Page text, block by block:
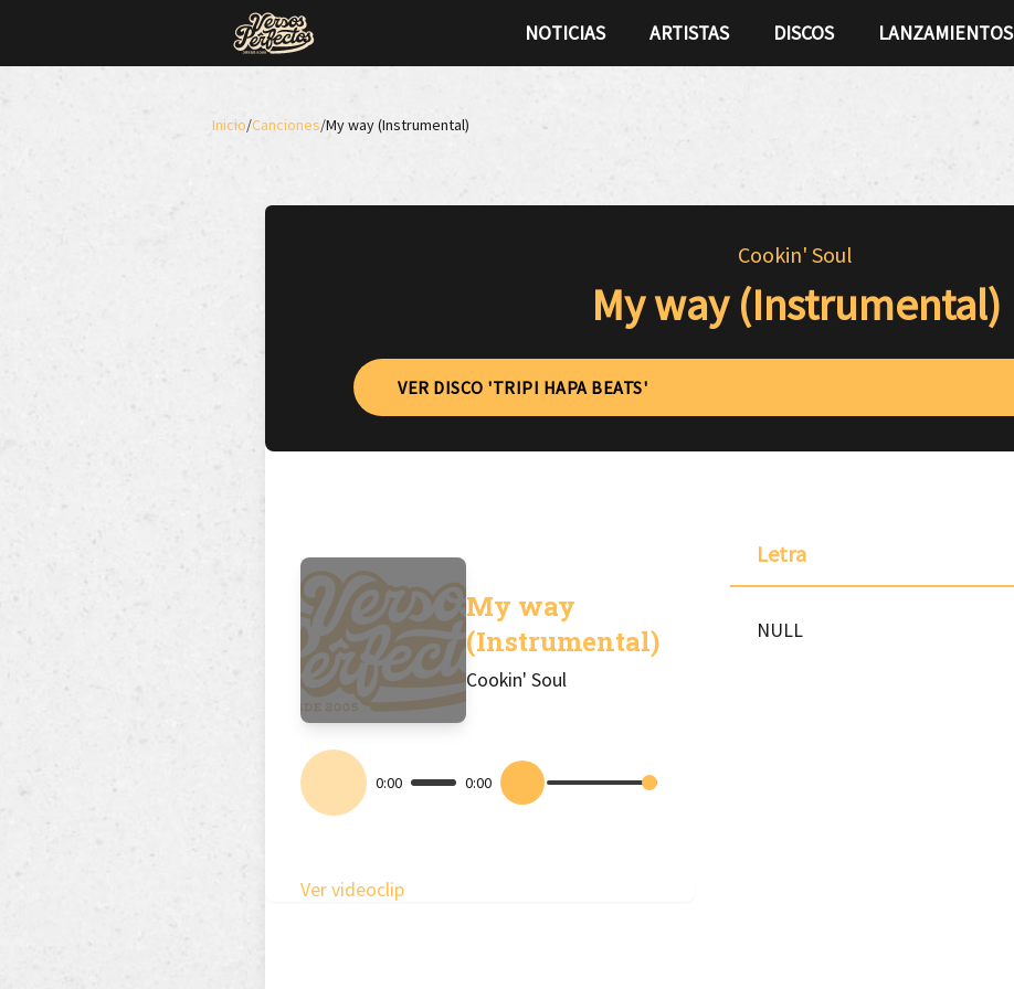
NOTICIAS ARTISTAS DISCOS LANZAMIENTOS
Inicio/Canciones/My way (Instrumental)
Cookin' Soul
My way (Instrumental)
VER DISCO 'TRIPI HAPA BEATS'
My way
(Instrumental)
Cookin' Soul
0:00 0:00
Ver videoclip
Letra
NULL